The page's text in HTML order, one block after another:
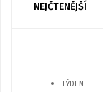
NEJČTENĚJŠÍ
TÝDEN